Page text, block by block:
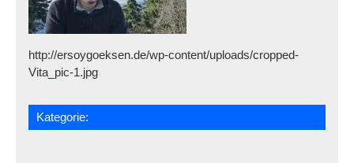
http://ersoygoeksen.de/wp-content/uploads/cropped-
Vita_pic-1.jpg
Kategorie: